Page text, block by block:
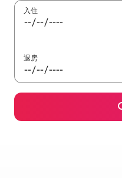
入住
退房